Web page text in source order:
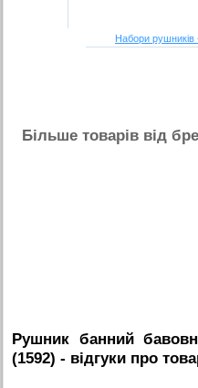
Набори
Бiльше товарiв вiд
Рушник банний
(1592) - вiдгуки про